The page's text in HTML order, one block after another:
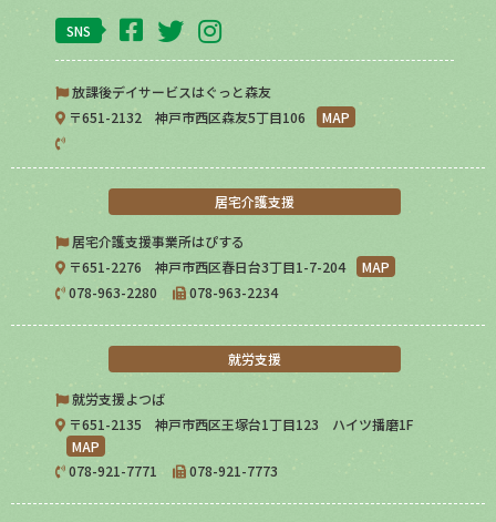
SNS
放課後デイサービスはぐっと森友
〒651-2132 神戸市西区森友5丁目106
MAP
居宅介護支援
居宅介護支援事業所はぴする
〒651-2276 神戸市西区春日台3丁目1-7-204
MAP
078-963-2280
078-963-2234
就労支援
就労支援よつば
〒651-2135 神戸市西区王塚台1丁目123 ハイツ播磨1F
MAP
078-921-7771
078-921-7773